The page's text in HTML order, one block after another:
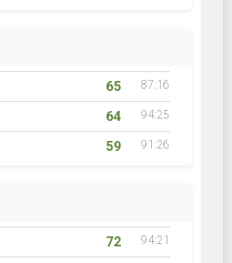
65 87:16
64 94:25
59 91:26
72 94:21